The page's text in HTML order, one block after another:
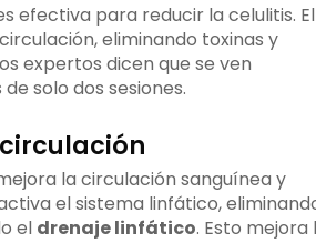
efectiva para reducir la celulitis. El
eliminando toxinas y
expertos dicen que se ven
solo dos sesiones.
la circulación sanguínea y
el sistema linfático,
el drenaje linfático. Esto mejora